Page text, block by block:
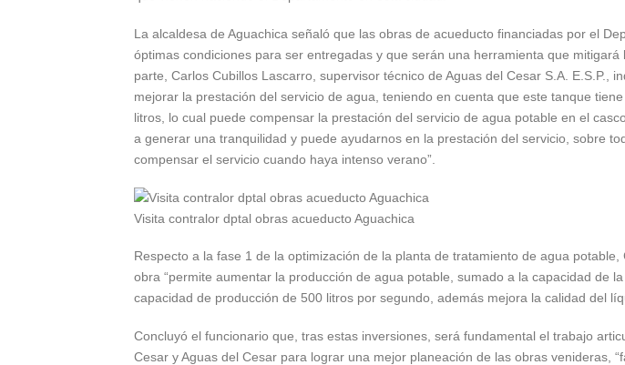
La alcaldesa de Aguachica señaló que las obras de acueducto financiadas por el
óptimas condiciones para ser entregadas y que serán una herramienta que
parte, Carlos Cubillos Lascarro, supervisor técnico de Aguas del Cesar S.A. E.S.P.,
mejorar la prestación del servicio de agua, teniendo en cuenta que este tanque
litros, lo cual puede compensar la prestación del servicio de agua potable en el
a generar una tranquilidad y puede ayudarnos en la prestación del servicio, sobre
compensar el servicio cuando haya intenso verano”.
Visita contralor dptal obras acueducto Aguachica
Respecto a la fase 1 de la optimización de la planta de tratamiento de agua
obra “permite aumentar la producción de agua potable, sumado a la capacidad de
capacidad de producción de 500 litros por segundo, además mejora la calidad del
Concluyó el funcionario que, tras estas inversiones, será fundamental el trabajo
Cesar y Aguas del Cesar para lograr una mejor planeación de las obras venideras,